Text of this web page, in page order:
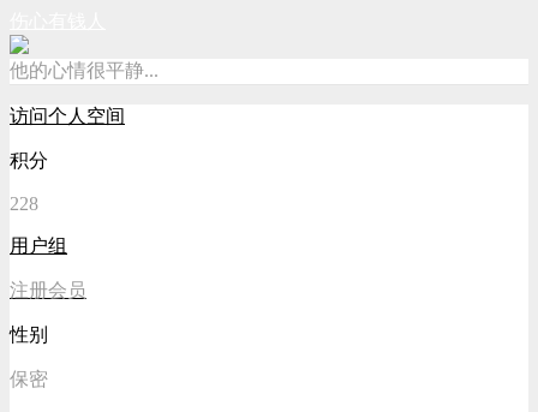
他的心情很平静...
访问个人空间
积分
228
用户组
注册会员
性别
保密